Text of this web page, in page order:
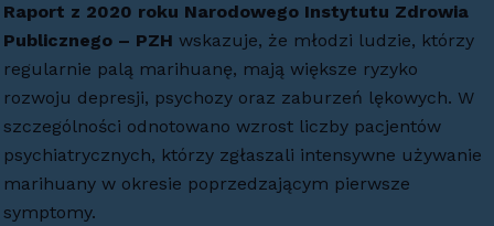
Raport z 2020 roku Narodowego Instytutu Zdrowia
Publicznego – PZH wskazuje, że młodzi ludzie, którzy
regularnie palą marihuanę, mają większe ryzyko
rozwoju depresji, psychozy oraz zaburzeń lękowych. W
szczególności odnotowano wzrost liczby pacjentów
psychiatrycznych, którzy zgłaszali intensywne używanie
marihuany w okresie poprzedzającym pierwsze
symptomy.